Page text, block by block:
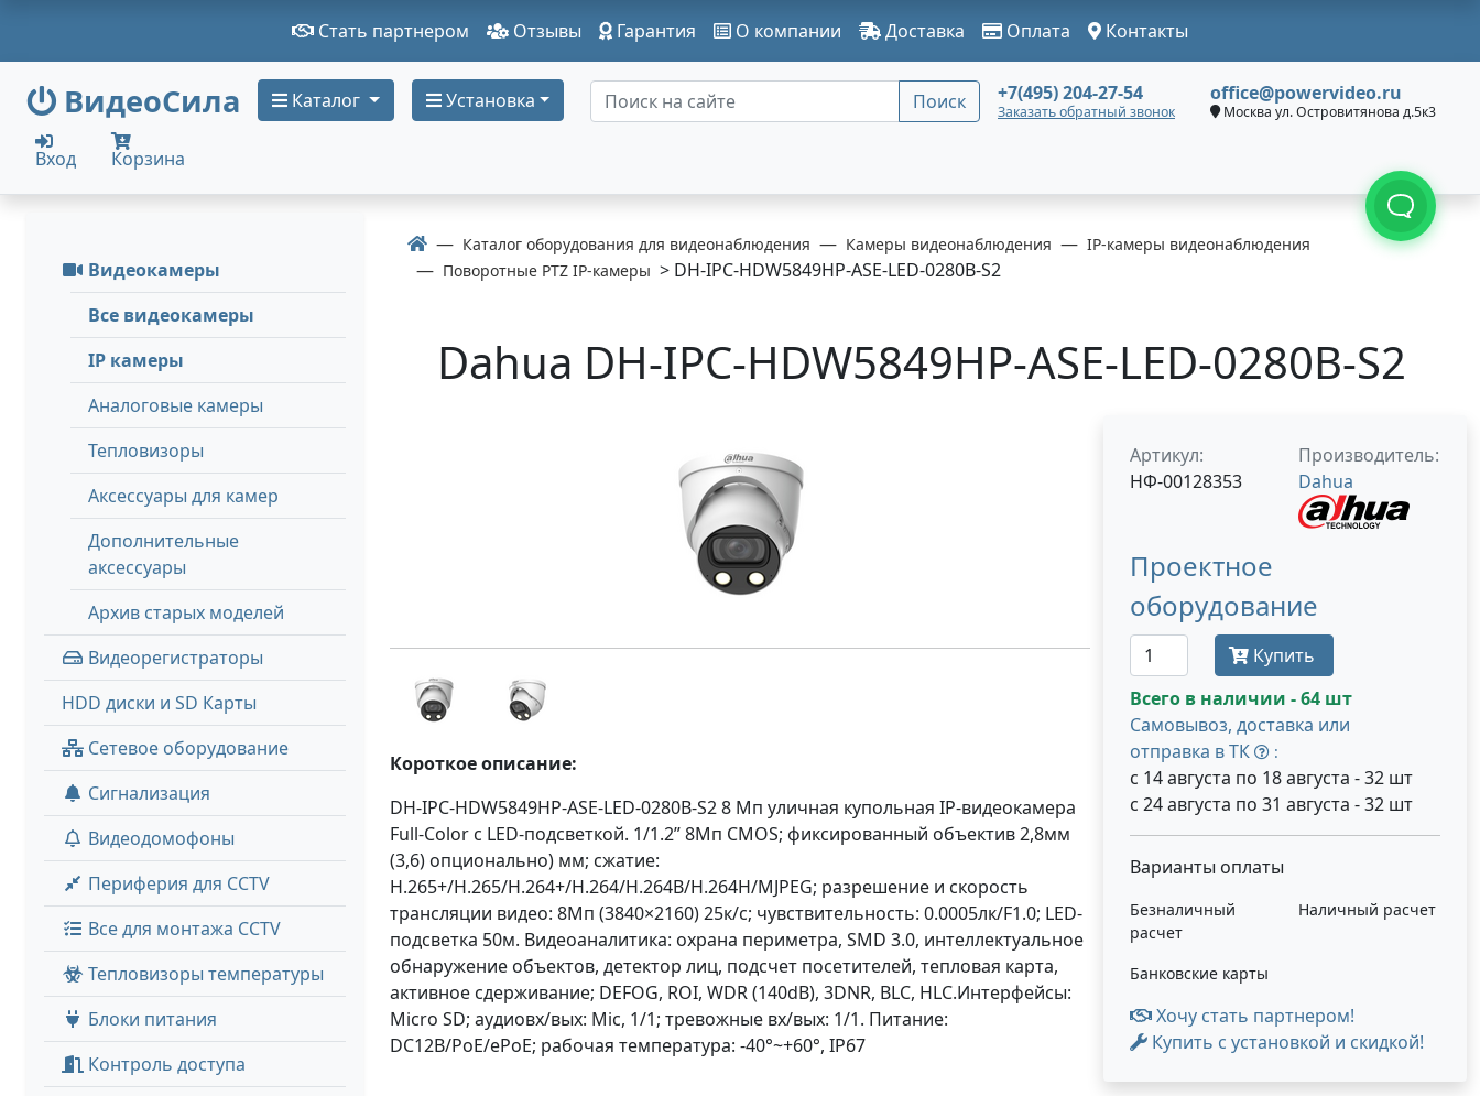
Стать партнером Отзывы Гарантия О компании Доставка Оплата Контакты
ВидеоСила Каталог Установка Поиск +7(495) 204-27-54
Заказать обратный звонок
office@powervideo.ru
Москва ул. Островитянова д.5к3
Вход Корзина
Видеокамеры
Все видеокамеры
IP камеры
Аналоговые камеры
Тепловизоры
Аксессуары для камер
Дополнительные
аксессуары
Архив старых моделей
Видеорегистраторы
HDD диски и SD Карты
Сетевое оборудование
Сигнализация
Видеодомофоны
Периферия для CCTV
Все для монтажа CCTV
Тепловизоры температуры
Блоки питания
Контроль доступа
Каталог оборудования для видеонаблюдения Камеры видеонаблюдения
IP-камеры видеонаблюдения
Поворотные PTZ IP-камеры > DH-IPC-HDW5849HP-ASE-LED-0280B-S2
Dahua DH-IPC-HDW5849HP-ASE-LED-0280B-S2
Короткое описание:
DH-IPC-HDW5849HP-ASE-LED-0280B-S2 8 Mп уличная купольная IP-видеокамера
Full-Color с LED-подсветкой. 1/1.2” 8Мп CMOS; фиксированный объектив 2,8мм
(3,6) опционально) мм; сжатие:
H.265+/H.265/H.264+/H.264/H.264B/H.264H/MJPEG; разрешение и скорость
трансляции видео: 8Мп (3840×2160) 25к/с; чувствительность: 0.0005лк/F1.0; LED-
подсветка 50м. Видеоаналитика: охрана периметра, SMD 3.0, интеллектуальное
обнаружение объектов, детектор лиц, подсчет посетителей, тепловая карта,
активное сдерживание; DEFOG, ROI, WDR (140dB), 3DNR, BLC, HLC.Интерфейсы:
Micro SD; аудиовх/вых: Mic, 1/1; тревожные вх/вых: 1/1. Питание:
DC12В/PoE/ePoE; рабочая температура: -40°~+60°, IP67
Артикул:
НФ-00128353
Производитель:
Dahua
Проектное
оборудование
Купить
Всего в наличии - 64 шт
Самовывоз, доставка или
отправка в ТК
:
с 14 августа по 18 августа - 32 шт
с 24 августа по 31 августа - 32 шт
Варианты оплаты
Безналичный
расчет
Наличный расчет
Банковские карты
Хочу стать партнером!
Купить с установкой и скидкой!